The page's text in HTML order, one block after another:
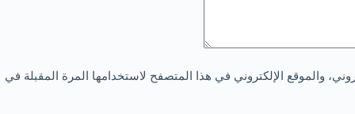
والموقع الإلكتروني في هذا المتصفح لاستخدامها المرة المقبلة في